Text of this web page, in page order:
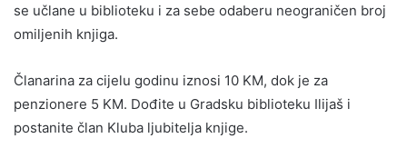
se učlane u biblioteku i za sebe odaberu neograničen broj
omiljenih knjiga.
Članarina za cijelu godinu iznosi 10 KM, dok je za
penzionere 5 KM. Dođite u Gradsku biblioteku Ilijaš i
postanite član Kluba ljubitelja knjige.